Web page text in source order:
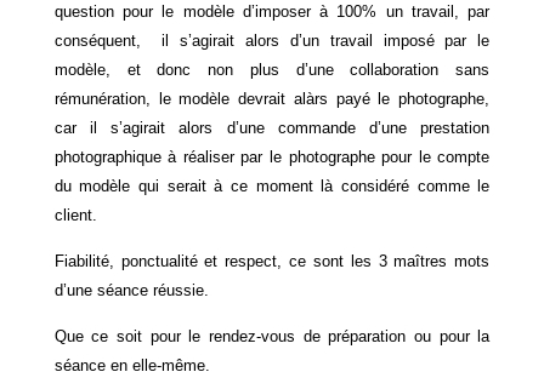
question pour le modèle d’imposer à 100% un travail, par
conséquent, il s’agirait alors d’un travail imposé par le
modèle, et donc non plus d’une collaboration sans
rémunération, le modèle devrait alàrs payé le photographe,
car il s’agirait alors d’une commande d’une prestation
photographique à réaliser par le photographe pour le compte
du modèle qui serait à ce moment là considéré comme le
client.
Fiabilité, ponctualité et respect, ce sont les 3 maîtres mots
d’une séance réussie.
Que ce soit pour le rendez-vous de préparation ou pour la
séance en elle-même.